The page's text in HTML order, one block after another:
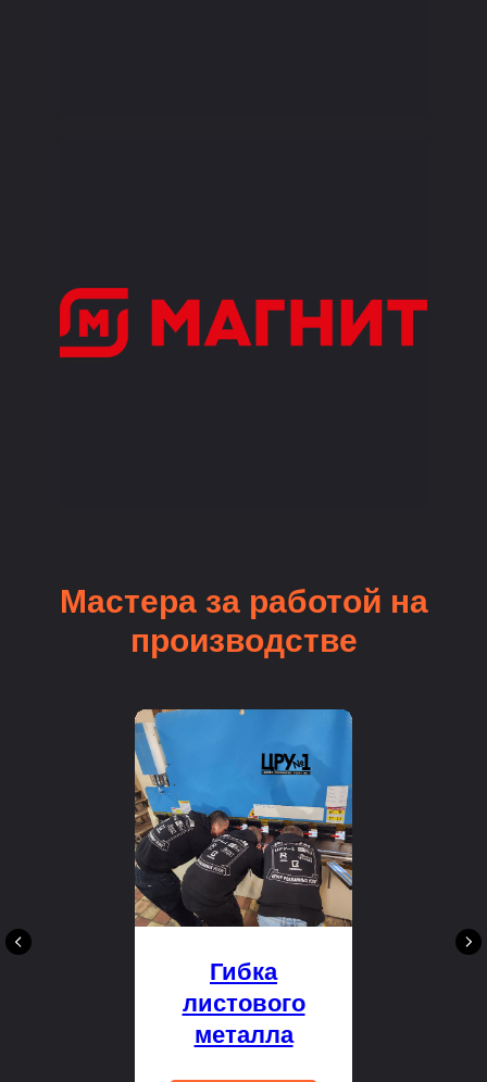
Мастера за работой на
производстве
Гибка
листового
металла